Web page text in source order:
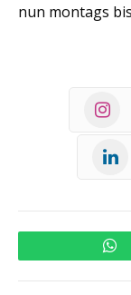
nun montags